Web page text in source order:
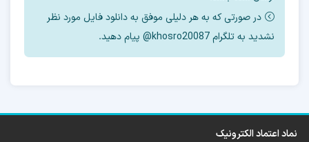
9- ترمیم سریال بدون بکاپ از هارد قبلی در باینری
8
10- فایل رفع مشکل ماندن روی آرم
در صورتی که به هر دلیلی موفق به دانلود فایل مورد نظر
نشدید به تلگرام khosro20087@ پیام دهید.
نماد اعتماد الکترونیک